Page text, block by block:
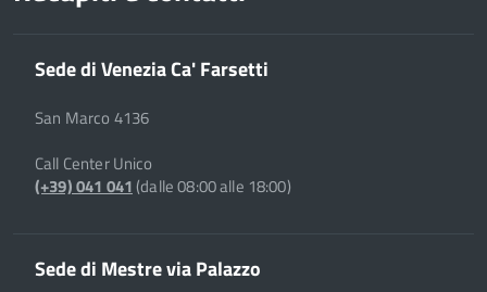
Sede di Venezia Ca' Farsetti
San Marco 4136
Call Center Unico
(+39) 041 041(dalle 08:00 alle 18:00)
Sede di Mestre via Palazzo